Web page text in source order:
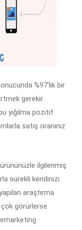
%97’lik bir
gerekir.
yığılma pozitif
satış oranınız
ilgilenmiş
sürekli kendinizi
araştırma
görürlerse